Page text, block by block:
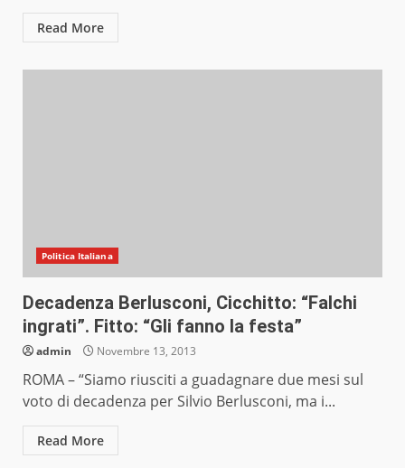
Read More
Politica Italiana
Decadenza Berlusconi, Cicchitto: “Falchi
ingrati”. Fitto: “Gli fanno la festa”
admin Novembre 13, 2013
ROMA – “Siamo riusciti a guadagnare due mesi sul
voto di decadenza per Silvio Berlusconi, ma i...
Read More